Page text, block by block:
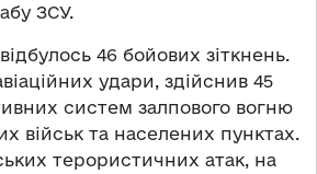
ЗСУ.
46 бойових зіткнень.
удари, здійснив 45
систем залпового вогню
військ та населених пунктах.
терористичних атак, на